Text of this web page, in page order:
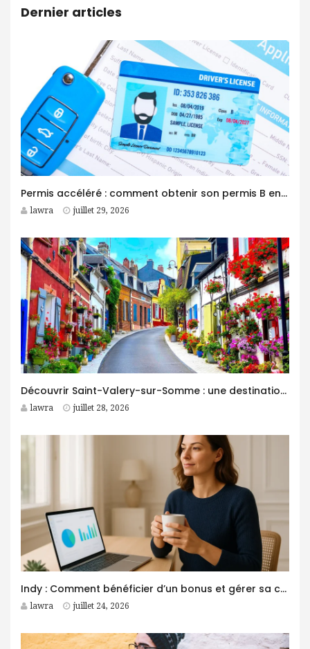
Dernier articles
Permis accéléré : comment obtenir son permis B en moins d’un mois ?
lawra juillet 29, 2026
Découvrir Saint-Valery-sur-Somme : une destination idéale pour des vacances entre nature et patrimoine
lawra juillet 28, 2026
Indy : Comment bénéficier d’un bonus et gérer sa comptabilité plus facilement ?
lawra juillet 24, 2026